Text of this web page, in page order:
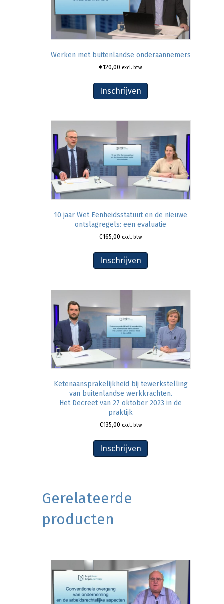
Werken met buitenlandse onderaannemers
€120,00 excl. btw
Inschrijven
10 jaar Wet Eenheidsstatuut en de nieuwe
ontslagregels: een evaluatie
€165,00 excl. btw
Inschrijven
Ketenaansprakelijkheid bij tewerkstelling
van buitenlandse werkkrachten.
Het Decreet van 27 oktober 2023 in de
praktijk
€135,00 excl. btw
Inschrijven
Gerelateerde
producten